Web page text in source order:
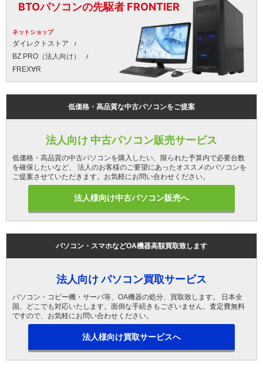
BTOパソコンの先駆者 FRONTIER
ネットショップ
ダイレクトストア
BZ PRO（法人向け）
FREX∀R
低価格・高品質な中古パソコンをご提案
法人向け 中古パソコン販売サービス
低価格・高品質の中古パソコンを購入したい、限られた予算内で必要台数
を確保したいなど、 法人のお客様のご要望にあったオススメのパソコンを
ご提案させていただきます。お気軽にお問い合わせください。
法人様向け中古パソコン販売へ
パソコン・スマホなどOA機器高額買取致します
法人向け パソコン買取サービス
パソコン・コピー機・サーバ等、OA機器の処分、買取致します。 日本全
国、どこでも対応いたします。面倒な手続きもございません。査定費無料
ですので、お気軽にお問い合わせください。
法人様向け買取サービスへ